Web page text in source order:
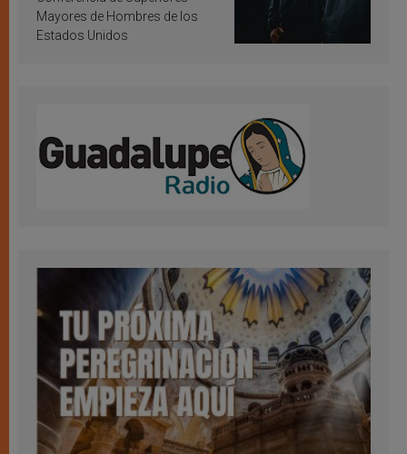
Mayores de Hombres de los
Estados Unidos